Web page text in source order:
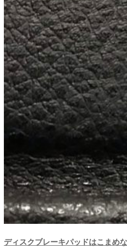
ディスクブレーキパッドはこまめ